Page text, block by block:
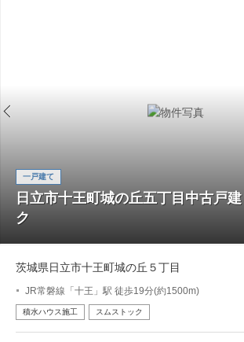
一戸建て
日立市十王町城の丘五丁目中古戸
ク
茨城県日立市十王町城の丘５丁目
JR常磐線「十王」駅 徒歩19分(約1500m)
積水ハウス施工 スムストック